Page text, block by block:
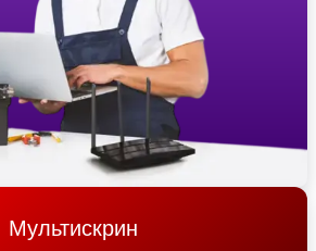
Мультискрин